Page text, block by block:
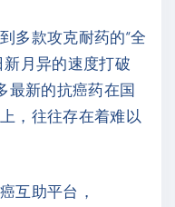
多款攻克耐药的“全
新月异的速度打破
最新的抗癌药在国
，往往存在着难以
互助平台，